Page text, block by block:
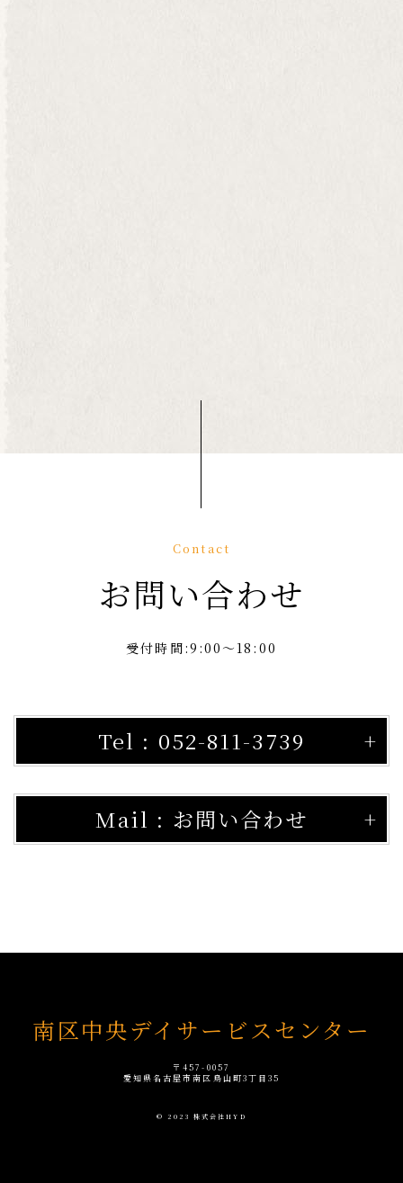
Contact
お問い合わせ
受付時間:9:00～18:00
Tel : 052-811-3739
Mail : お問い合わせ
南区中央デイサービスセンター
〒457-0057
愛知県名古屋市南区鳥山町3丁目35
© 2023 株式会社HYD